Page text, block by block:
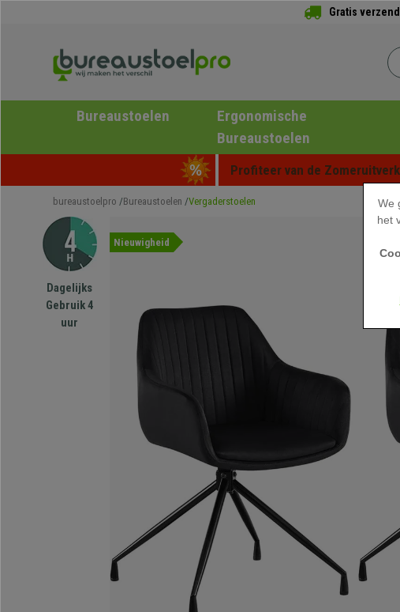
Gratis
Bureaustoelen
Ergonomische
Bureaustoelen
Profiteer van de
bureaustoelpro Bureaustoelen Vergaderstoelen
Dagelijks
Gebruik 4
uur
Nieuwigheid
We
het